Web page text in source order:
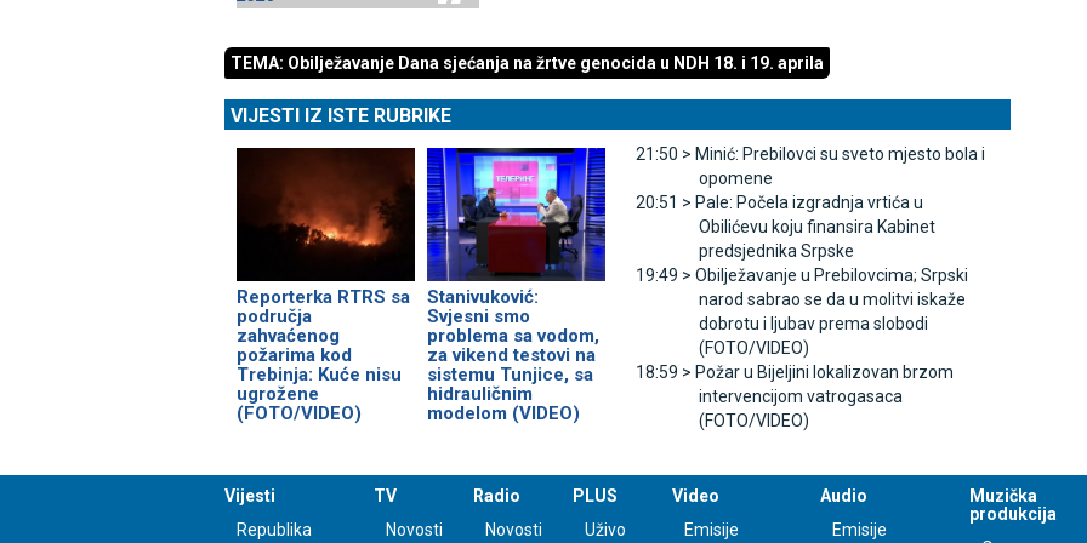
TEMA: Obilježavanje Dana sjećanja na žrtve genocida u NDH 18. i 19. aprila
VIJESTI IZ ISTE RUBRIKE
Reporterka RTRS sa
područja
zahvaćenog
požarima kod
Trebinja: Kuće nisu
ugrožene
(FOTO/VIDEO)
Stanivuković:
Svjesni smo
problema sa vodom,
za vikend testovi na
sistemu Tunjice, sa
hidrauličnim
modelom (VIDEO)
21:50 > Minić: Prebilovci su sveto mjesto bola i
opomene
20:51 > Pale: Počela izgradnja vrtića u
Obilićevu koju finansira Kabinet
predsjednika Srpske
19:49 > Obilježavanje u Prebilovcima; Srpski
narod sabrao se da u molitvi iskaže
dobrotu i ljubav prema slobodi
(FOTO/VIDEO)
18:59 > Požar u Bijeljini lokalizovan brzom
intervencijom vatrogasaca
(FOTO/VIDEO)
Vijesti
Republika
TV
Novosti
Radio
Novosti
PLUS
Uživo
Video
Emisije
Audio
Emisije
Muzička
produkcija